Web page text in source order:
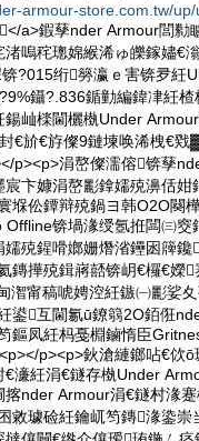
armour-store.com.tw/
a>鍜孶nder Armour閭勬
嗚秺璁婂緱浠ゅ皪鎵嬧€
?015绗簩瀛ｅ害锛夛紝
鑷?.836鍎勭編鍏冿紝
屾檪閫欐槸Under
€斺€斿儏9鏈堜唤浠栧€戣
p><p>涓嶅儏濡傛锛孶
卞嫝涓嶅彲鎿嬬殑濞佸姏
堢伀鐔辩殑鍋ヨ韩O2O闋
Offline锛堝湪绶氬拰闆㈢窔
殑鍟嗗嫏姗熸渻鑸囦簰鑱
鏄撶殑鍓嶈嚭锛岄€欏€嬫
潪甯稿唬娉涳紝鏃㈠彲娑
鍙互閫氱ū鐐篛2O銆俇
鏂凤紝杩戞棩鏀惰臣
p><p>鈥滄縺鎯呫€佽
濓紝涓€鐩存槸Under
揢nder Armour涓€鐩村湪
敹璩硷紝鑰屼笉鏄湪鍌崇